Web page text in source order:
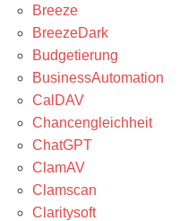
Breeze
BreezeDark
Budgetierung
BusinessAutomation
CalDAV
Chancengleichheit
ChatGPT
ClamAV
Clamscan
Claritysoft